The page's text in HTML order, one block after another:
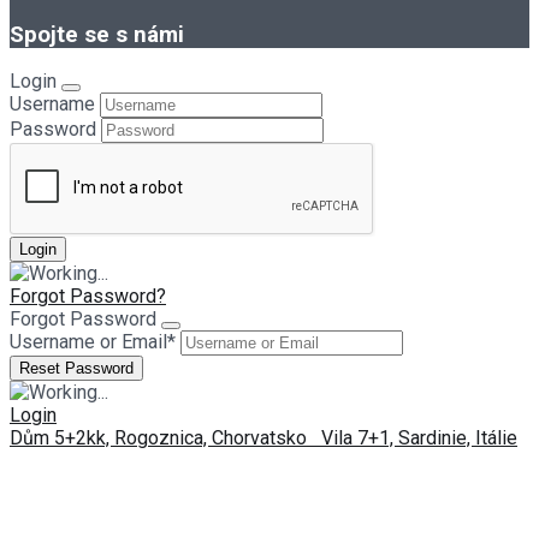
Spojte se s námi
Login
Username
Password
Forgot Password?
Forgot Password
Username or Email *
Login
Dům 5+2kk, Rogoznica, Chorvatsko
Vila 7+1, Sardinie, Itálie